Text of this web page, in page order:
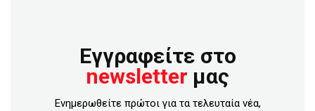
Εγγραφείτε στο
newsletter μας
Ενημερωθείτε πρώτοι για τα τελευταία νέα,